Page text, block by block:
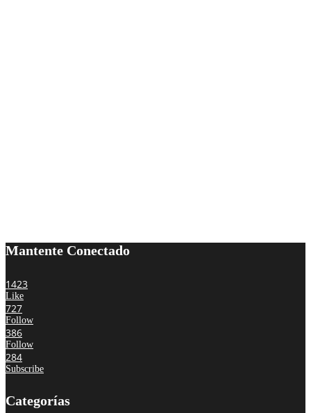
Mantente Conectado
1423
Like
727
Follow
386
Follow
284
Subscribe
Categorías